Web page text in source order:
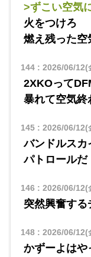
>ずこい空気
火をつけろ
燃え残った空
144: 2026/06/12(
2XKOって
暴れて空気終
145: 2026/06/12(
バンドルスカ
パトロールだ
146 : 2026/06/12(
突然興奮する
148: 2026/06/12(
かずーよはや